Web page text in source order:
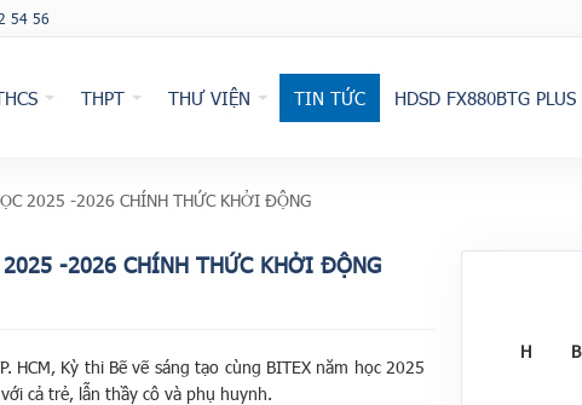
54 56
THPT THƯ VIỆN TIN TỨC HDSD FX880BTG PLUS
2025 -2026 CHÍNH THỨC KHỞI ĐỘNG
2025 -2026 CHÍNH THỨC KHỞI ĐỘNG
HCM, Kỳ thi Bẽ vẽ sáng tạo cùng BITEX năm học 2025
cả trẻ, lẫn thầy cô và phụ huynh.
H
B